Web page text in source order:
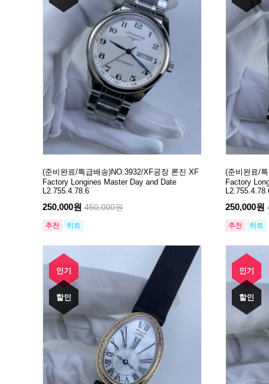
(준비완료/특급배송)NO.3932/XF공장 론진 XF
Factory Longines Master Day and Date
L2.755.4.78.6
250,000원 450,000원
추천 히트
(준비완료/
Factory
250,000원
추천 히트
인기
할인
인기
할인